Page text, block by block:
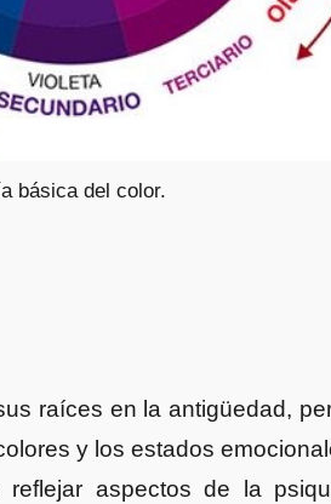
básica del color.
raíces en la antigüedad,
y los estados
aspectos de la